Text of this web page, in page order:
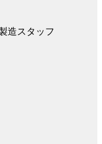
造スタッフ